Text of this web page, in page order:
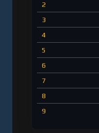
2
3
4
5
6
7
8
9